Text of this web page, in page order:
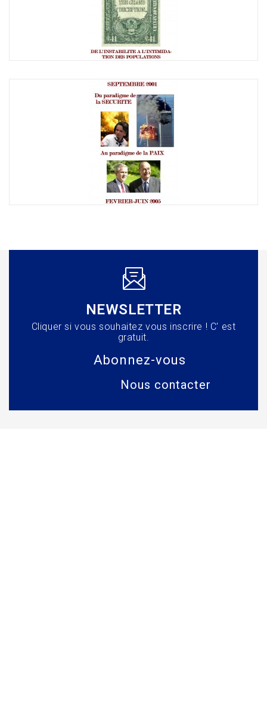
NEWSLETTER
Cliquer si vous souhaitez vous inscrire ! C' est
gratuit.
Abonnez-vous
Nous contacter